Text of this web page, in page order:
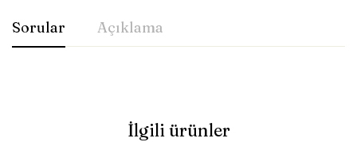
Sorular Açıklama
İlgili ürünler